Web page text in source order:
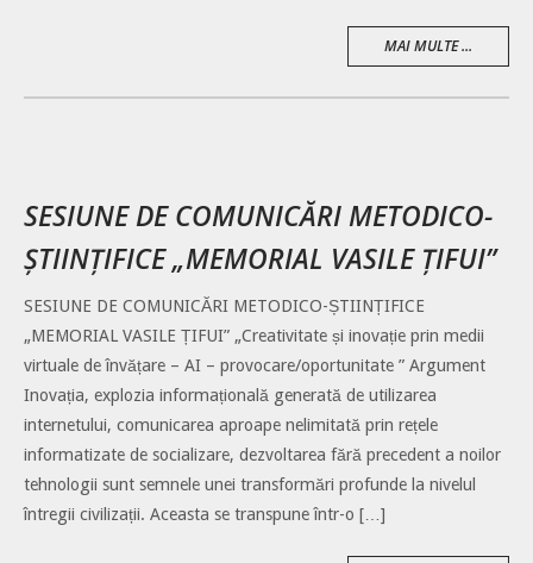
MAI MULTE ...
SESIUNE DE COMUNICĂRI METODICO-
ȘTIINȚIFICE „MEMORIAL VASILE ȚIFUI”
SESIUNE DE COMUNICĂRI METODICO-ȘTIINȚIFICE
„MEMORIAL VASILE ȚIFUI” „Creativitate și inovație prin medii
virtuale de învățare – AI – provocare/oportunitate ” Argument
Inovația, explozia informațională generată de utilizarea
internetului, comunicarea aproape nelimitată prin rețele
informatizate de socializare, dezvoltarea fără precedent a noilor
tehnologii sunt semnele unei transformări profunde la nivelul
întregii civilizații. Aceasta se transpune într-o […]